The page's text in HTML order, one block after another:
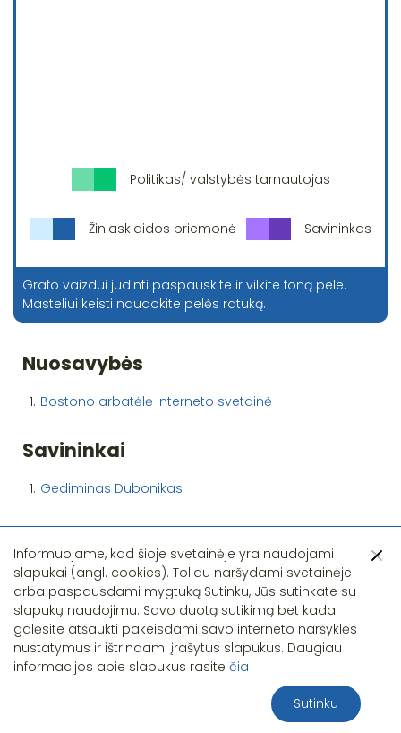
Politikas/ valstybės tarnautojas
Žiniasklaidos priemonė Savininkas
Grafo vaizdui judinti paspauskite ir vilkite foną pele.
Masteliui keisti naudokite pelės ratuką.
Nuosavybės
1. Bostono arbatėlė interneto svetainė
Savininkai
1. Gediminas Dubonikas
Pastebėjote klaidą?
Informuojame, kad šioje svetainėje yra naudojami
slapukai (angl. cookies). Toliau naršydami svetainėje
arba paspausdami mygtuką Sutinku, Jūs sutinkate su
slapukų naudojimu. Savo duotą sutikimą bet kada
galėsite atšaukti pakeisdami savo interneto naršyklės
nustatymus ir ištrindami įrašytus slapukus. Daugiau
informacijos apie slapukus rasite čia
Sutinku